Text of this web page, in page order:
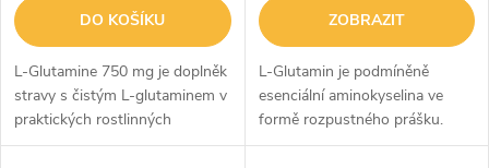
d
u
o
d
u
DO KOŠÍKU
L-Glutamine 750 mg je doplněk
stravy s čistým L-glutaminem v
praktických rostlinných
kapslích. Každá kapsle obsahuje
ZOBRAZIT
L-Glutamin je podmíněně
esenciální aminokyselina ve
formě rozpustného prášku.
Přirozeně se nachází v